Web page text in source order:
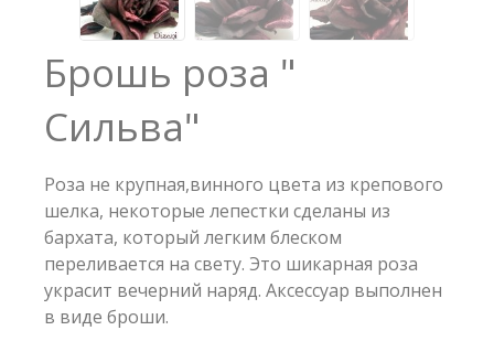
Брошь роза "
Сильва"
Роза не крупная,винного цвета из крепового
шелка, некоторые лепестки сделаны из
бархата, который легким блеском
переливается на свету. Это шикарная роза
украсит вечерний наряд. Аксессуар выполнен
в виде броши.